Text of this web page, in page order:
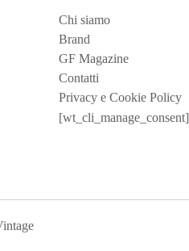
Chi siamo
Brand
GF Magazine
Contatti
Privacy e Cookie Policy
[wt_cli_manage_consent]